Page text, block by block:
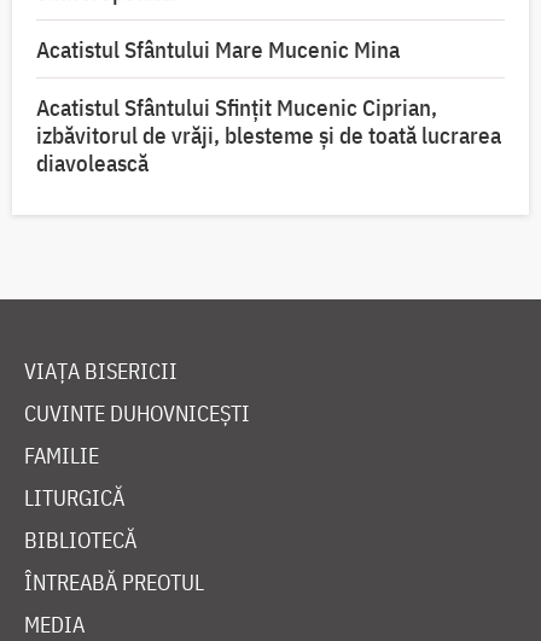
Acatistul Sfântului Mare Mucenic Mina
Acatistul Sfântului Sfințit Mucenic Ciprian,
izbăvitorul de vrăji, blesteme și de toată lucrarea
diavolească
VIAȚA BISERICII
CUVINTE DUHOVNICEȘTI
FAMILIE
LITURGICĂ
BIBLIOTECĂ
ÎNTREABĂ PREOTUL
MEDIA